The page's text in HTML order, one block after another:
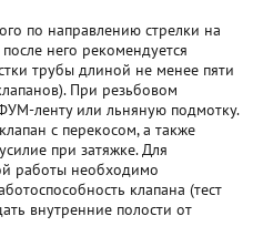
по направлению стрелки на
него рекомендуется
трубы длиной не менее пяти
При резьбовом
ленту или льняную подмотку.
с перекосом, а также
при затяжке. Для
работы необходимо
клапана (тест
внутренние полости от